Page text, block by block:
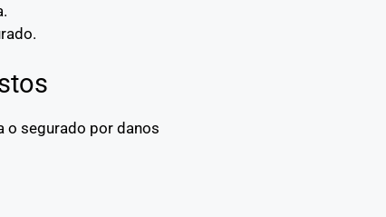
o segurado por danos